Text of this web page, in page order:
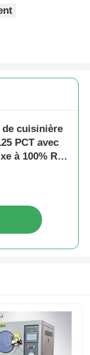
de cuisinière
PCT avec
à 100% RH